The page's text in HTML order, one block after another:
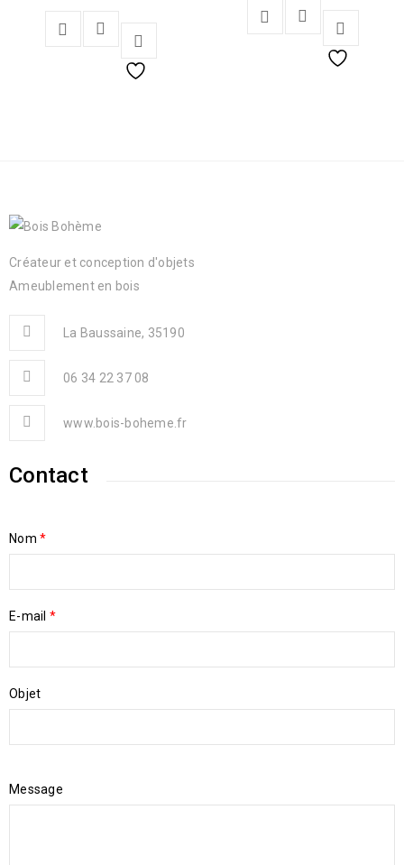
Créateur et conception d'objets
Ameublement en bois
La Baussaine, 35190
06 34 22 37 08
www.bois-boheme.fr
Contact
Nom *
E-mail *
Objet
Message